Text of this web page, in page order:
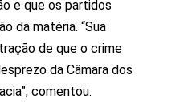
e que os partidos
da matéria. “Sua
de que o crime
da Câmara dos
comentou.